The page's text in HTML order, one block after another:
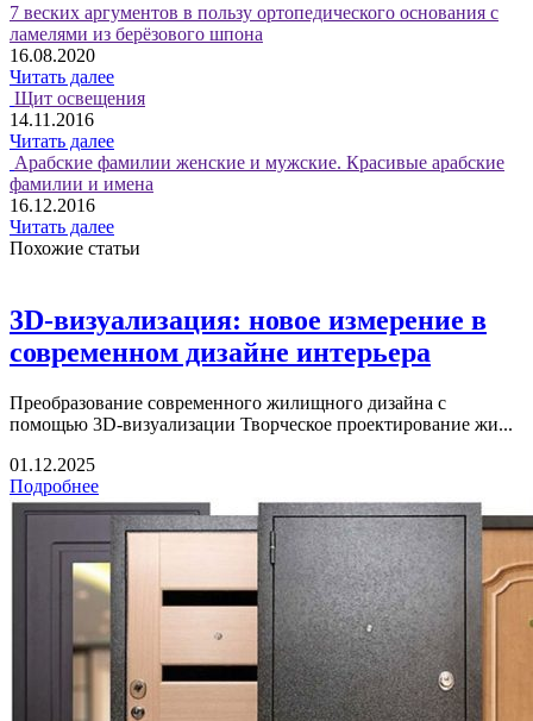
7 веских аргументов в пользу ортопедического основания с
ламелями из берёзового шпона
16.08.2020
Читать далее
Щит освещения
14.11.2016
Читать далее
Арабские фамилии женские и мужские. Красивые арабские
фамилии и имена
16.12.2016
Читать далее
Похожие статьи
3D-визуализация: новое измерение в
современном дизайне интерьера
Преобразование современного жилищного дизайна с
помощью 3D-визуализации Творческое проектирование жи...
01.12.2025
Подробнее